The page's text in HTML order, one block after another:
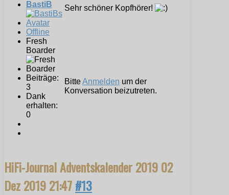
BastiB
Offline
Fresh
Boarder
Beiträge:
3
Dank
erhalten:
0
Sehr schöner Kopfhörer!
BitteAnmelden um der
Konversation beizutreten.
HiFi-Journal Adventskalender 201902
Dez 2019 21:47#13